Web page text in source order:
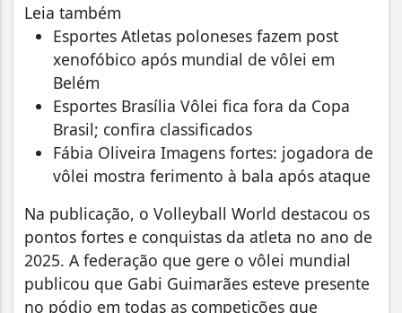
Leia também
Esportes Atletas poloneses fazem post
xenofóbico após mundial de vôlei em
Belém
Esportes Brasília Vôlei fica fora da Copa
Brasil; confira classificados
Fábia Oliveira Imagens fortes: jogadora de
vôlei mostra ferimento à bala após ataque
Na publicação, o Volleyball World destacou os
pontos fortes e conquistas da atleta no ano de
2025. A federação que gere o vôlei mundial
publicou que Gabi Guimarães esteve presente
no pódio em todas as competições que